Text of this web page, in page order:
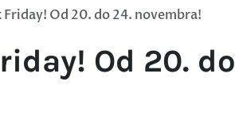
Friday! Od 20. do 24. novembra!
Od 20.